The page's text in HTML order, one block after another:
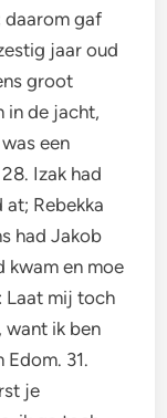
daarom gaf
jaar oud
groot
in de jacht,
een
Izak had
Rebekka
had Jakob
kwam en moe
Laat mij toch
want ik ben
Edom. 31.
je